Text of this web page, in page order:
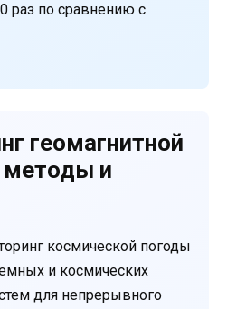
раз по сравнению с
геомагнитной
методы и
космической погоды
и космических
для непрерывного